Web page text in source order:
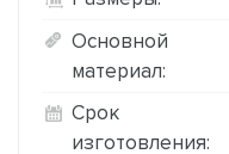
Основной
материал:
Срок
изготовления: